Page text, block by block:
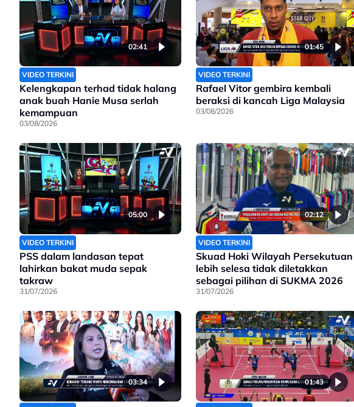
02:41
VIDEO TERKINI
Kelengkapan terhad tidak halang
anak buah Hanie Musa serlah
kemampuan
03/08/2026
01:45
VIDEO TERKINI
Rafael Vitor gembira kembali
beraksi di kancah Liga Malaysia
03/08/2026
05:00
VIDEO TERKINI
PSS dalam landasan tepat
lahirkan bakat muda sepak
takraw
31/07/2026
02:12
VIDEO TERKINI
Skuad Hoki Wilayah Persekutuan
lebih selesa tidak diletakkan
sebagai pilihan di SUKMA 2026
31/07/2026
03:34 01:43